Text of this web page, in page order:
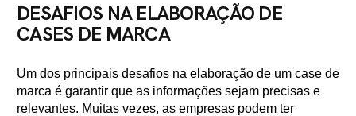
DESAFIOS NA ELABORAÇÃO DE
CASES DE MARCA
Um dos principais desafios na elaboração de um case de
marca é garantir que as informações sejam precisas e
relevantes. Muitas vezes, as empresas podem ter